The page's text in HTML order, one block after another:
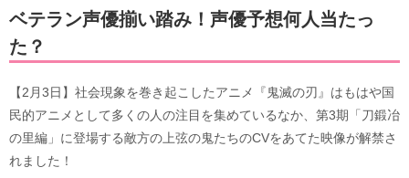
ベテラン声優揃い踏み！声優予想何人当たっ
た？
【2月3日】社会現象を巻き起こしたアニメ『鬼滅の刃』はもはや国
民的アニメとして多くの人の注目を集めているなか、第3期「刀鍛冶
の里編」に登場する敵方の上弦の鬼たちのCVをあてた映像が解禁さ
れました！